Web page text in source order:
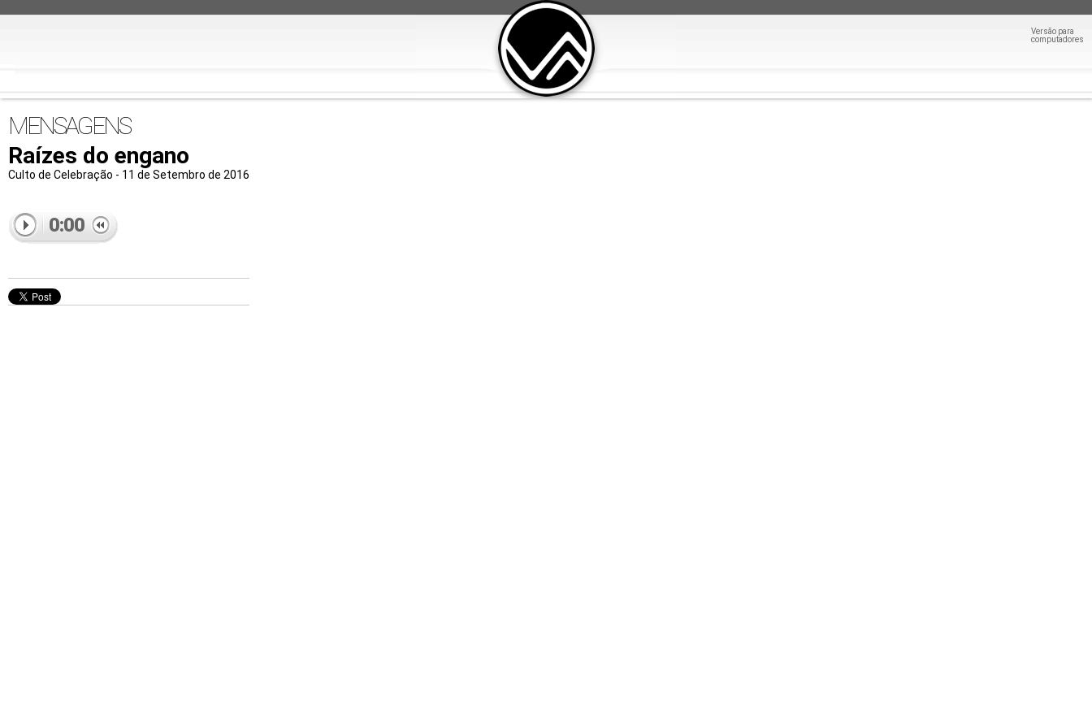
Versão para
computadores
MENSAGENS
Raízes do engano
Culto de Celebração - 11 de Setembro de 2016
0:00